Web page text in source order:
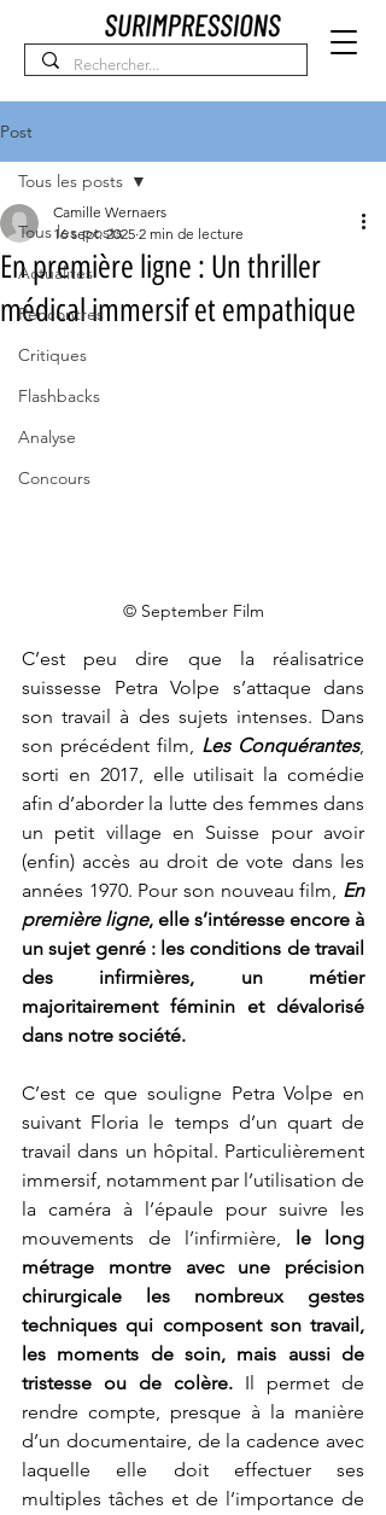
Post
Tous les posts
Actualités
Rencontres
Critiques
Flashbacks
Analyse
Concours
Tous les posts
En première ligne : Un thriller
médical immersif et empathique
Camille Wernaers
16 sept. 2025 2 min de lecture
© September Film
C’est peu dire que la réalisatrice
suissesse Petra Volpe s’attaque dans
son travail à des sujets intenses. Dans
son précédent film, Les Conquérantes,
sorti en 2017, elle utilisait la comédie
afin d’aborder la lutte des femmes dans
un petit village en Suisse pour avoir
(enfin) accès au droit de vote dans les
années 1970. Pour son nouveau film, En
première ligne, elle s’intéresse encore à
un sujet genré : les conditions de travail
des infirmières, un métier
majoritairement féminin et dévalorisé
dans notre société.
C’est ce que souligne Petra Volpe en
suivant Floria le temps d’un quart de
travail dans un hôpital. Particulièrement
immersif, notamment par l’utilisation de
la caméra à l’épaule pour suivre les
mouvements de l’infirmière,
le long
métrage montre avec une précision
chirurgicale les nombreux gestes
techniques qui composent son travail,
les moments de soin, mais aussi de
tristesse ou de colère. Il permet de
rendre compte, presque à la manière
d’un documentaire, de la cadence avec
laquelle elle doit effectuer ses
multiples tâches et de l’importance de